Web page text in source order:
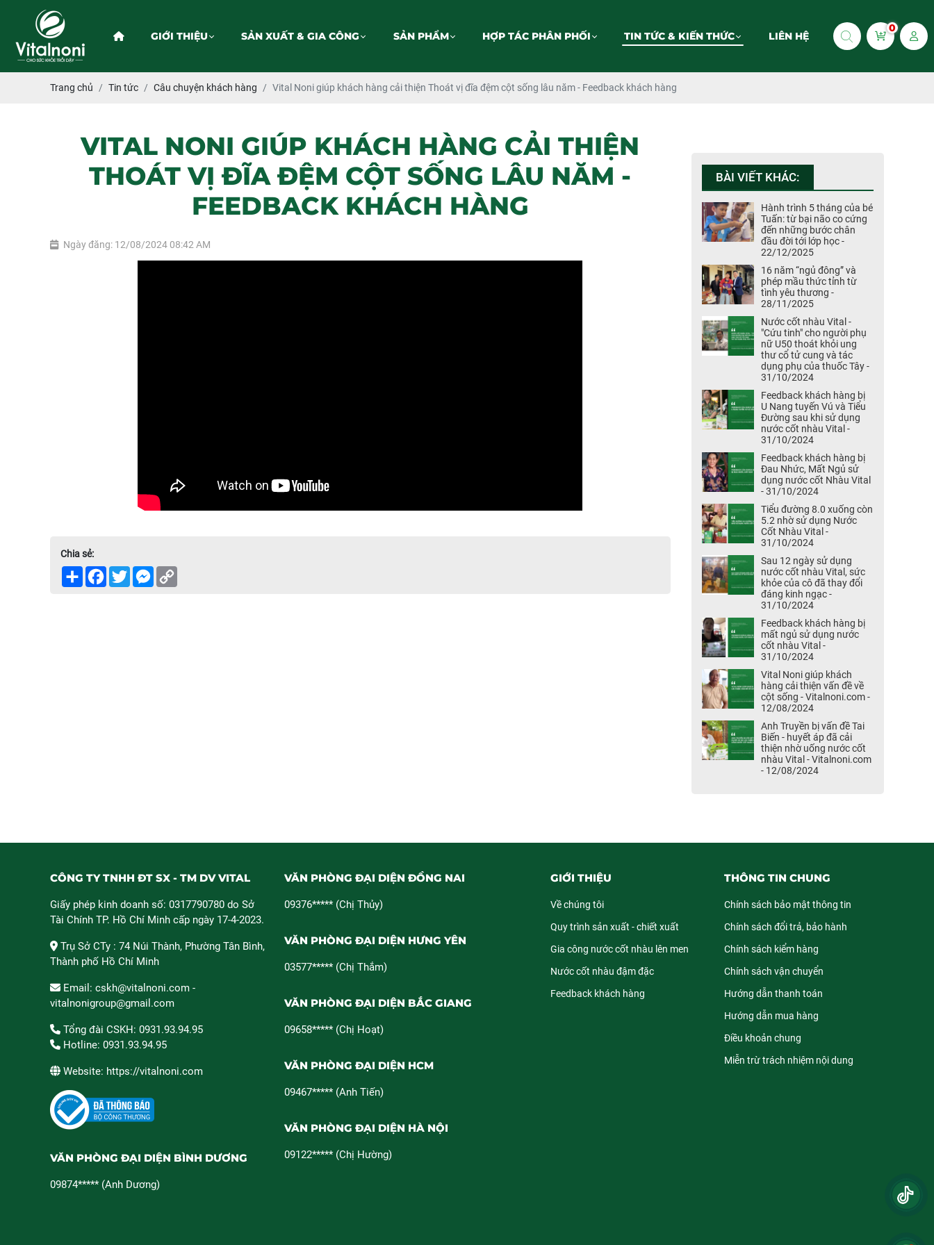
GIỚI THIỆU SẢN XUẤT & GIA CÔNG SẢN PHẨM HỢP TÁC PHÂN PHỐI TIN TỨC & KIẾN THỨC LIÊN HỆ
0
Trang chủ Tin tức Câu chuyện khách hàng Vital Noni giúp khách hàng cải thiện Thoát vị đĩa đệm cột sống lâu năm - Feedback khách hàng
VITAL NONI GIÚP KHÁCH HÀNG CẢI THIỆN
THOÁT VỊ ĐĨA ĐỆM CỘT SỐNG LÂU NĂM -
FEEDBACK KHÁCH HÀNG
Ngày đăng: 12/08/2024 08:42 AM
Chia sẻ:
Share Facebook
TwitterMessenger
BÀI VIẾT KHÁC:
Hành trình 5 tháng của bé
Tuấn: từ bại não co cứng
đến những bước chân
đầu đời tới lớp học -
22/12/2025
16 năm “ngủ đông” và
phép mầu thức tỉnh từ
tình yêu thương -
28/11/2025
Nước cốt nhàu Vital -
"Cứu tinh" cho người phụ
nữ U50 thoát khỏi ung
thư cổ tử cung và tác
dụng phụ của thuốc Tây -
31/10/2024
Feedback khách hàng bị
U Nang tuyến Vú và Tiểu
Đường sau khi sử dụng
nước cốt nhàu Vital -
31/10/2024
Feedback khách hàng bị
Đau Nhức, Mất Ngủ sử
dụng nước cốt Nhàu Vital
- 31/10/2024
Tiểu đường 8.0 xuống còn
5.2 nhờ sử dụng Nước
Cốt Nhàu Vital -
31/10/2024
Sau 12 ngày sử dụng
nước cốt nhàu Vital, sức
khỏe của cô đã thay đổi
đáng kinh ngạc -
31/10/2024
Feedback khách hàng bị
mất ngủ sử dụng nước
cốt nhàu Vital -
31/10/2024
Vital Noni giúp khách
hàng cải thiện vấn đề về
cột sống - Vitalnoni.com -
12/08/2024
Anh Truyền bị vấn đề Tai
Biến - huyết áp đã cải
thiện nhờ uống nước cốt
nhàu Vital - Vitalnoni.com
- 12/08/2024
CÔNG TY TNHH ĐT SX - TM DV VITAL
Giấy phép kinh doanh số: 0317790780 do Sở
Tài Chính TP. Hồ Chí Minh cấp ngày 17-4-2023.
Trụ Sở CTy : 74 Núi Thành, Phường Tân Bình,
Thành phố Hồ Chí Minh
Email: cskh@vitalnoni.com -
vitalnonigroup@gmail.com
Tổng đài CSKH: 0931.93.94.95
Hotline: 0931.93.94.95
Website: https://vitalnoni.com
VĂN PHÒNG ĐẠI DIỆN BÌNH DƯƠNG
09874***** (Anh Dương)
VĂN PHÒNG ĐẠI DIỆN ĐỒNG NAI
09376***** (Chị Thủy)
VĂN PHÒNG ĐẠI DIỆN HƯNG YÊN
03577***** (Chị Thắm)
VĂN PHÒNG ĐẠI DIỆN BẮC GIANG
09658***** (Chị Hoạt)
VĂN PHÒNG ĐẠI DIỆN HCM
09467***** (Anh Tiến)
VĂN PHÒNG ĐẠI DIỆN HÀ NỘI
09122***** (Chị Hường)
GIỚI THIỆU
Về chúng tôi
Quy trình sản xuất - chiết xuất
Gia công nước cốt nhàu lên men
Nước cốt nhàu đậm đặc
Feedback khách hàng
THÔNG TIN CHUNG
Chính sách bảo mật thông tin
Chính sách đổi trả, bảo hành
Chính sách kiểm hàng
Chính sách vận chuyển
Hướng dẫn thanh toán
Hướng dẫn mua hàng
Điều khoản chung
Miễn trừ trách nhiệm nội dung